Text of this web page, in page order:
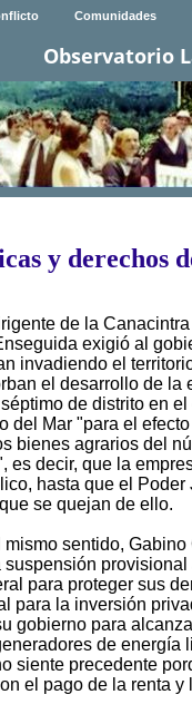
Comunidades
Observatorio
y derechos
de la
exigió al
invadiendo el
el desarrollo de la
de distrito en
del Mar "para el
bienes agrarios del
es decir, que la
hasta que el
se quejan de ello.
mismo sentido,
para proteger sus
para la inversión
gobierno para
de
siente precedente
el pago de la renta